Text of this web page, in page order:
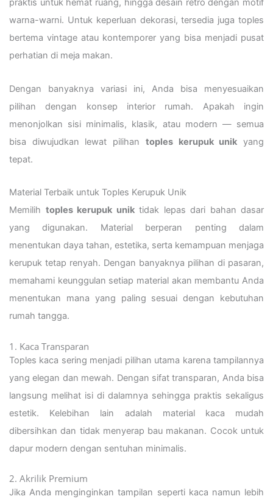
praktis untuk hemat ruang, hingga desain retro dengan motif
warna-warni. Untuk keperluan dekorasi, tersedia juga toples
bertema vintage atau kontemporer yang bisa menjadi pusat
perhatian di meja makan.
Dengan banyaknya variasi ini, Anda bisa menyesuaikan
pilihan dengan konsep interior rumah. Apakah ingin
menonjolkan sisi minimalis, klasik, atau modern — semua
bisa diwujudkan lewat pilihan toples kerupuk unik yang
tepat.
Material Terbaik untuk Toples Kerupuk Unik
Memilih toples kerupuk uniktidak lepas dari bahan dasar
yang digunakan. Material berperan penting dalam
menentukan daya tahan, estetika, serta kemampuan menjaga
kerupuk tetap renyah. Dengan banyaknya pilihan di pasaran,
memahami keunggulan setiap material akan membantu Anda
menentukan mana yang paling sesuai dengan kebutuhan
rumah tangga.
1. Kaca Transparan
Toples kaca sering menjadi pilihan utama karena tampilannya
yang elegan dan mewah. Dengan sifat transparan, Anda bisa
langsung melihat isi di dalamnya sehingga praktis sekaligus
estetik. Kelebihan lain adalah material kaca mudah
dibersihkan dan tidak menyerap bau makanan. Cocok untuk
dapur modern dengan sentuhan minimalis.
2. Akrilik Premium
Jika Anda menginginkan tampilan seperti kaca namun lebih